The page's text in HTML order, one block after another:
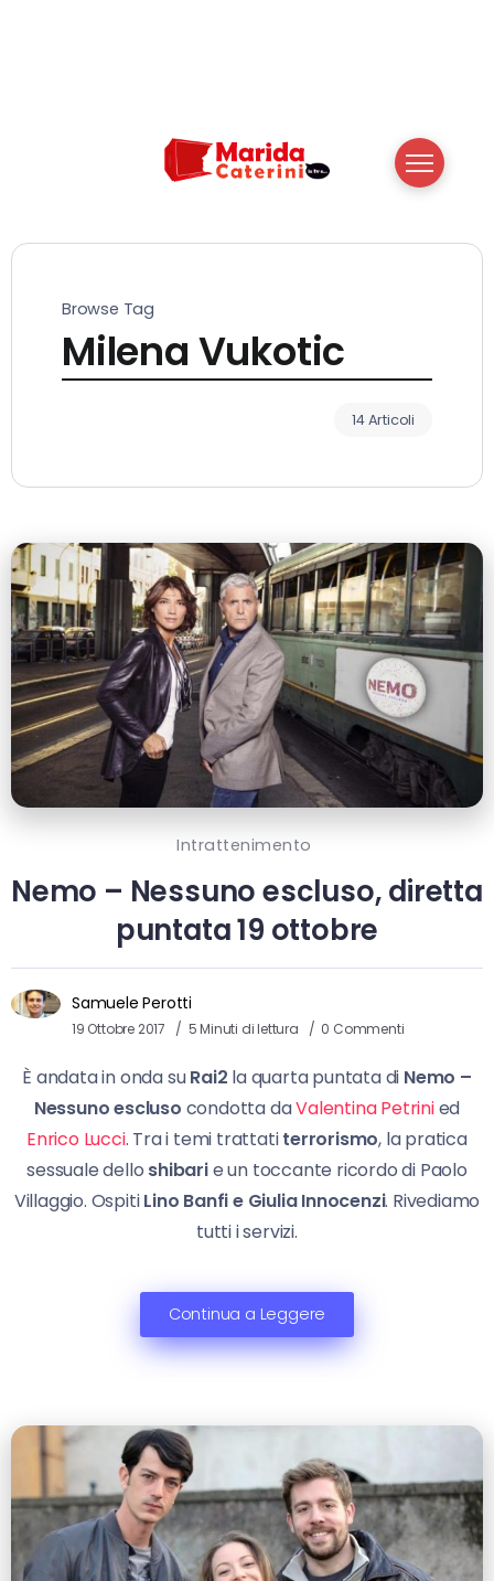
Browse Tag
Milena Vukotic
14 Articoli
Intrattenimento
Nemo – Nessuno escluso, diretta
puntata 19 ottobre
Samuele Perotti
19 Ottobre 2017 5 Minuti di lettura 0 Commenti
È andata in onda suRai2 la quarta puntata di Nemo –
Nessuno escluso condotta daValentina Petrinied
Enrico Lucci. Tra i temi trattatiterrorismo, la pratica
sessuale dello shibarie un toccante ricordo di Paolo
Villaggio. OspitiLino Banfi e Giulia Innocenzi. Rivediamo
tutti i servizi.
Continua a Leggere